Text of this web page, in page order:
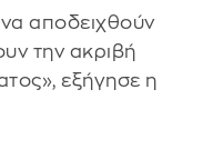
να αποδειχθούν
την ακριβή
εξήγησε η